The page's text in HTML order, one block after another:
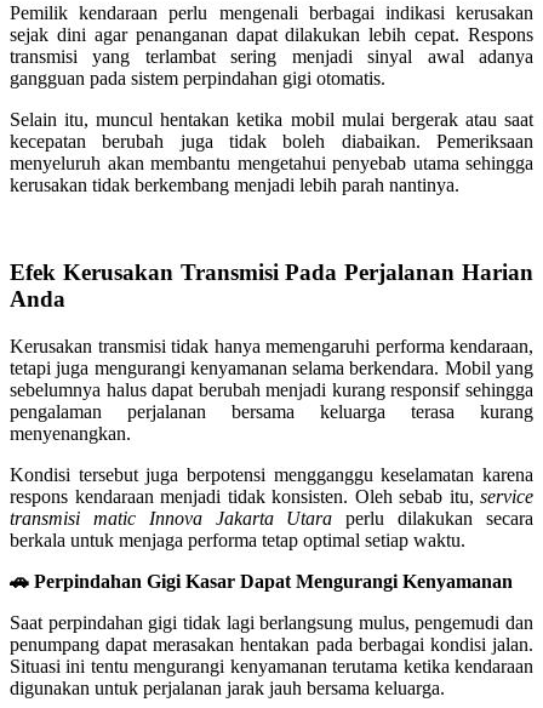
Pemilik kendaraan perlu mengenali berbagai indikasi kerusakan
sejak dini agar penanganan dapat dilakukan lebih cepat. Respons
transmisi yang terlambat sering menjadi sinyal awal adanya
gangguan pada sistem perpindahan gigi otomatis.
Selain itu, muncul hentakan ketika mobil mulai bergerak atau saat
kecepatan berubah juga tidak boleh diabaikan. Pemeriksaan
menyeluruh akan membantu mengetahui penyebab utama sehingga
kerusakan tidak berkembang menjadi lebih parah nantinya.
Efek Kerusakan Transmisi Pada Perjalanan Harian
Anda
Kerusakan transmisi tidak hanya memengaruhi performa kendaraan,
tetapi juga mengurangi kenyamanan selama berkendara. Mobil yang
sebelumnya halus dapat berubah menjadi kurang responsif sehingga
pengalaman perjalanan bersama keluarga terasa kurang
menyenangkan.
Kondisi tersebut juga berpotensi mengganggu keselamatan karena
respons kendaraan menjadi tidak konsisten. Oleh sebab itu, service
transmisi matic Innova Jakarta Utara perlu dilakukan secara
berkala untuk menjaga performa tetap optimal setiap waktu.
🚗 Perpindahan Gigi Kasar Dapat Mengurangi Kenyamanan
Saat perpindahan gigi tidak lagi berlangsung mulus, pengemudi dan
penumpang dapat merasakan hentakan pada berbagai kondisi jalan.
Situasi ini tentu mengurangi kenyamanan terutama ketika kendaraan
digunakan untuk perjalanan jarak jauh bersama keluarga.